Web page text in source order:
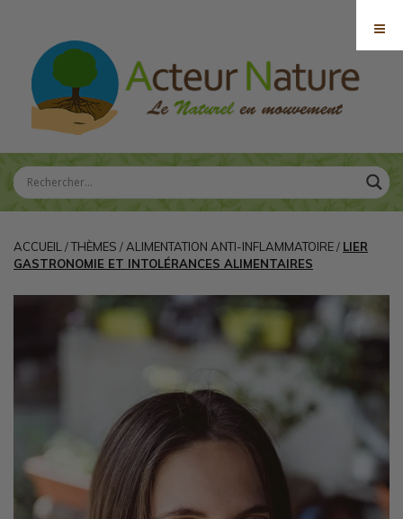
ACCUEIL /THÈMES / ALIMENTATION ANTI-INFLAMMATOIRE/ LIER
GASTRONOMIE ET INTOLÉRANCES ALIMENTAIRES